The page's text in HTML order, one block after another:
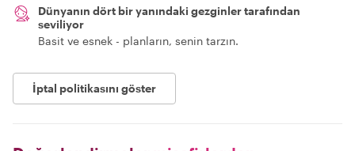
Dünyanın dört bir yanındaki gezginler tarafından
seviliyor
Basit ve esnek - planların, senin tarzın.
İptal politikasını göster